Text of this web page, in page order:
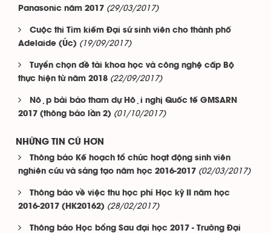
Panasonic năm 2017 (29/03/2017)
Cuộc thi Tìm kiếm Đại sứ sinh viên cho thành phố
Adelaide (Úc) (19/09/2017)
Tuyển chọn đề tài khoa học và công nghệ cấp Bộ
thực hiện từ năm 2018 (22/09/2017)
Nộp bài báo tham dự Hội nghị Quốc tế GMSARN
2017 (thông báo lần 2) (01/10/2017)
NHỮNG TIN CŨ HƠN
Thông báo Kế hoạch tổ chức hoạt động sinh viên
nghiên cứu và sáng tạo năm học 2016-2017 (02/03/2017)
Thông báo về việc thu học phí Học kỳ II năm học
2016-2017 (HK20162) (28/02/2017)
Thông báo Học bổng Sau đại học 2017 - Trường Đại